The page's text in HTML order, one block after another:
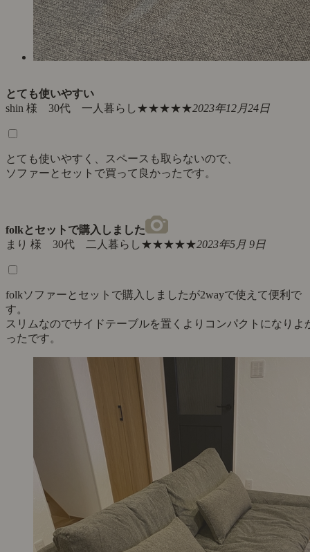
とても使いやすい
shin 様 30代 一人暮らし★★★★★2023年12月24日
とても使いやすく、スペースも取らないので、
ソファーとセットで買って良かったです。
folkとセットで購入しました
まり 様 30代 二人暮らし★★★★★2023年5月 9日
folkソファーとセットで購入しましたが2wayで使えて便利で
す。
スリムなのでサイドテーブルを置くよりコンパクトになりよ
ったです。